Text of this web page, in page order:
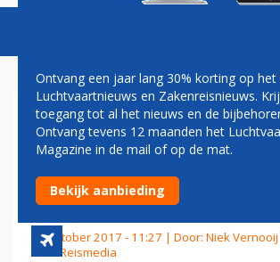
KLM HERVAT
SINT MAARTEN TWEE
LATER
19 oktober 2017 - 11:27 | Door: Niek Vernooij
Foto: Reismedia
Ontvang een jaar lang 30% korting op het
Luchtvaartnieuws en Zakenreisnieuws.
toegang tot al het nieuws en de
Ontvang tevens 12 maanden het
Magazine in de mail of op de mat.
Bekijk aanbieding